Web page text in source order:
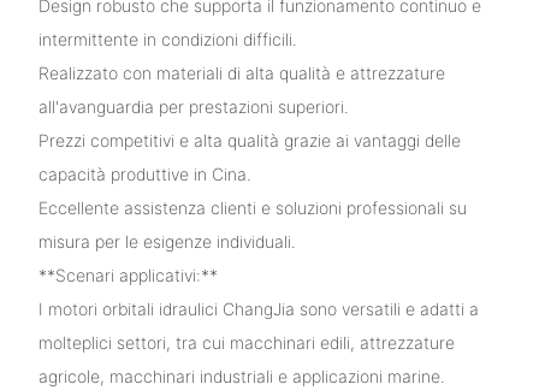
Design robusto che supporta il funzionamento continuo e
intermittente in condizioni difficili.
Realizzato con materiali di alta qualità e attrezzature
all'avanguardia per prestazioni superiori.
Prezzi competitivi e alta qualità grazie ai vantaggi delle
capacità produttive in Cina.
Eccellente assistenza clienti e soluzioni professionali su
misura per le esigenze individuali.
**Scenari applicativi:**
I motori orbitali idraulici ChangJia sono versatili e adatti a
molteplici settori, tra cui macchinari edili, attrezzature
agricole, macchinari industriali e applicazioni marine.